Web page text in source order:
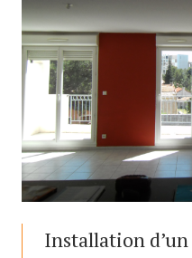
Installation d’un